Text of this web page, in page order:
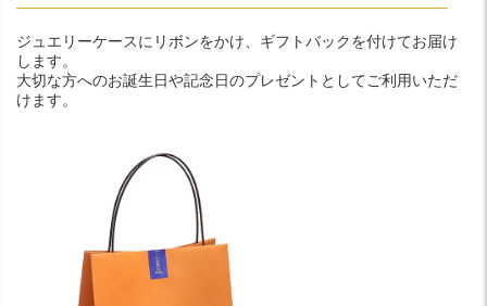
ジュエリーケースにリボンをかけ、ギフトバックを付けてお届け
します。
大切な方へのお誕生日や記念日のプレゼントとしてご利用いただ
けます。